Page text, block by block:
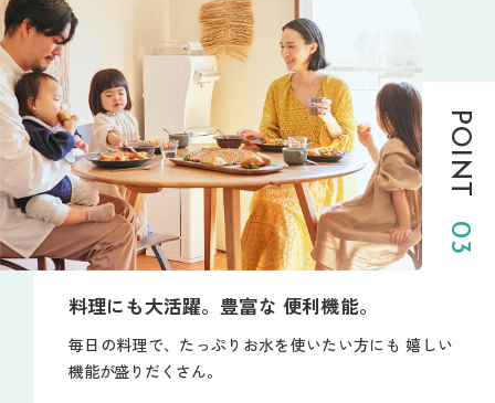
POINT
03
料理にも大活躍。豊富な 便利機能。
毎日の料理で、たっぷりお水を使いたい方にも 嬉しい
機能が盛りだくさん。